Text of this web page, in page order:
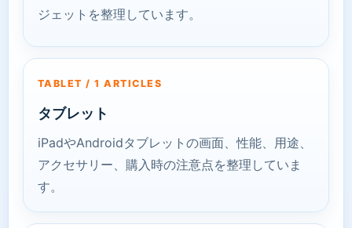
ジェットを整理しています。
TABLET / 1 ARTICLES
タブレット
iPadやAndroidタブレットの画面、性能、用途、
アクセサリー、購入時の注意点を整理していま
す。